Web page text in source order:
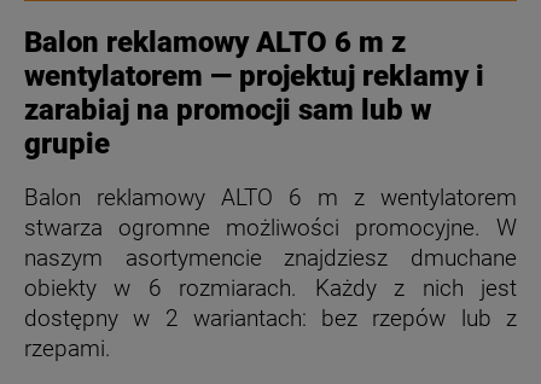
Balon reklamowy ALTO 6 m z
wentylatorem — projektuj reklamy i
zarabiaj na promocji sam lub w
grupie
Balon reklamowy ALTO 6 m z wentylatorem
stwarza ogromne możliwości promocyjne. W
naszym asortymencie znajdziesz dmuchane
obiekty w 6 rozmiarach. Każdy z nich jest
dostępny w 2 wariantach: bez rzepów lub z
rzepami.